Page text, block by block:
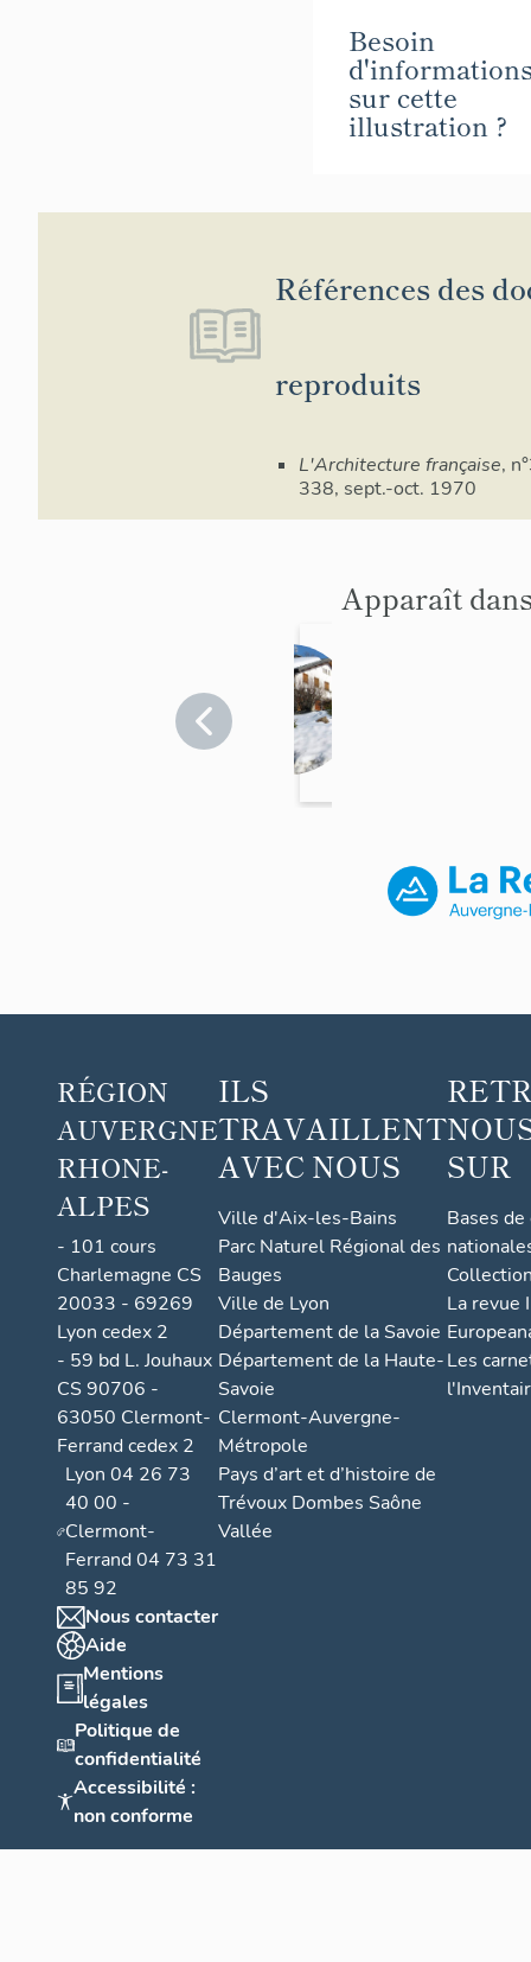
Besoin
sur cette
illustration ?
Références des
reproduits
L'Architecture française,
338, sept.-oct. 1970
Apparaît
RÉGION
AUVERGNE
RHONE-
ALPES
- 101 cours
Charlemagne CS
20033 - 69269
Lyon cedex 2
- 59 bd L. Jouhaux
CS 90706 -
63050 Clermont-
Ferrand cedex 2
Lyon 04 26 73
40 00 -
Clermont-
Ferrand 04 73 31
85 92
Nous contacter
Aide
Mentions
légales
Politique de
confidentialité
Accessibilité :
non conforme
ILS
TRAVAILLENT
AVEC NOUS
Ville d'Aix-les-Bains
Parc Naturel Régional des
Bauges
Ville de Lyon
Département de la Savoie
Département de la Haute-
Savoie
Clermont-Auvergne-
Métropole
Pays d’art et d’histoire de
Trévoux Dombes Saône
Vallée
SUR
Bases
La revue
Les